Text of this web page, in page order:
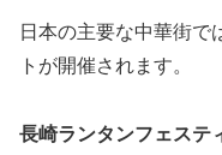
日本の主要な中華街で
トが開催されます。
長崎ランタンフェステ